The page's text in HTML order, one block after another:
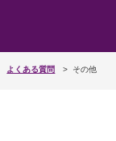
よくある質問 その他